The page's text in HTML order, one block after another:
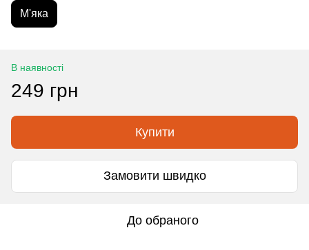
М'яка
В наявності
249 грн
Купити
Замовити швидко
До обраного